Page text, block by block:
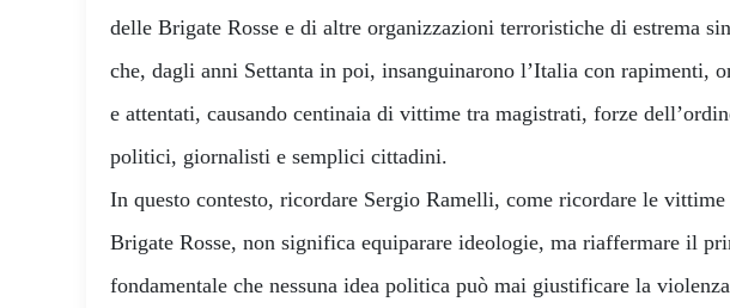
delle Brigate Rosse e di altre organizzazioni terroristiche di estrema
che, dagli anni Settanta in poi, insanguinarono l’Italia con rapimenti,
e attentati, causando centinaia di vittime tra magistrati, forze
politici, giornalisti e semplici cittadini.
In questo contesto, ricordare Sergio Ramelli, come ricordare le
Brigate Rosse, non significa equiparare ideologie, ma riaffermare il
fondamentale che nessuna idea politica può mai giustificare la